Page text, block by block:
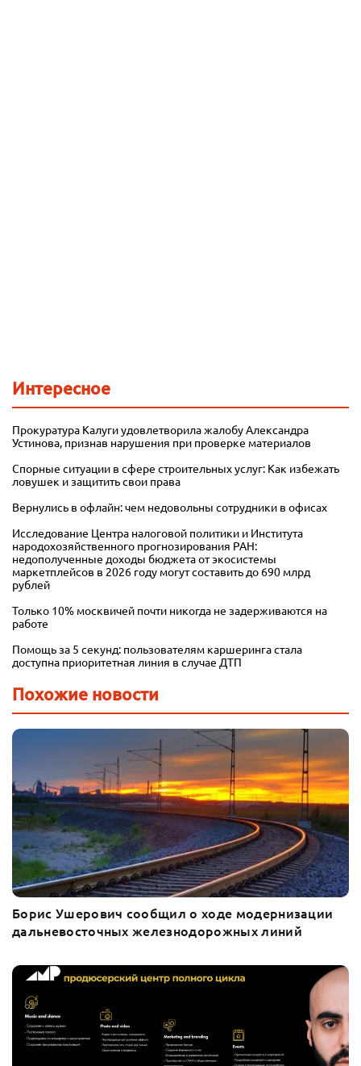
Интересное
Прокуратура Калуги удовлетворила жалобу Александра
Устинова, признав нарушения при проверке материалов
Спорные ситуации в сфере строительных услуг: Как избежать
ловушек и защитить свои права
Вернулись в офлайн: чем недовольны сотрудники в офисах
Исследование Центра налоговой политики и Института
народохозяйственного прогнозирования РАН:
недополученные доходы бюджета от экосистемы
маркетплейсов в 2026 году могут составить до 690 млрд
рублей
Только 10% москвичей почти никогда не задерживаются на
работе
Помощь за 5 секунд: пользователям каршеринга стала
доступна приоритетная линия в случае ДТП
Похожие новости
Борис Ушерович сообщил о ходе модернизации
дальневосточных железнодорожных линий